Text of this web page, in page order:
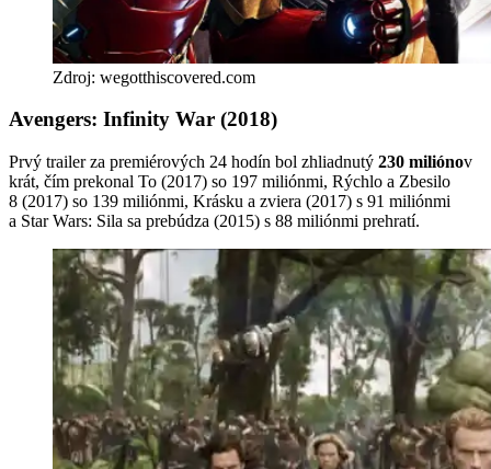
Zdroj: wegotthiscovered.com
Avengers: Infinity War (2018)
Prvý trailer za premiérových 24 hodín bol zhliadnutý 230 miliónov
krát, čím prekonal To (2017) so 197 miliónmi, Rýchlo a Zbesilo
8 (2017) so 139 miliónmi, Krásku a zviera (2017) s 91 miliónmi
a Star Wars: Sila sa prebúdza (2015) s 88 miliónmi prehratí.